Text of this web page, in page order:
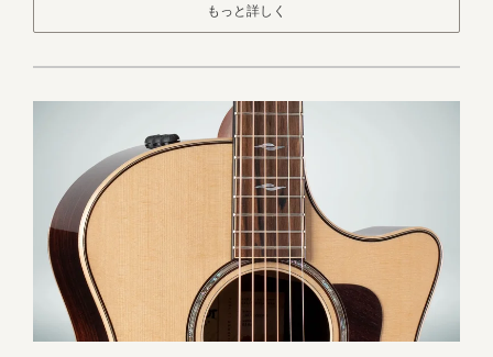
もっと詳しく